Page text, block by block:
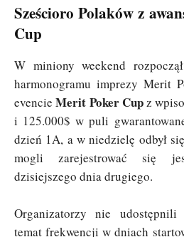
Sześcioro Polaków z
Cup
W miniony weekend
harmonogramu imprezy Merit
evencieMerit Poker Cupz
i 125.000$ w puli
dzień 1A, a w niedzielę odbył
mogli zarejestrować się
dzisiejszego dnia drugiego.
Organizatorzy nie
temat frekwencji w dniach